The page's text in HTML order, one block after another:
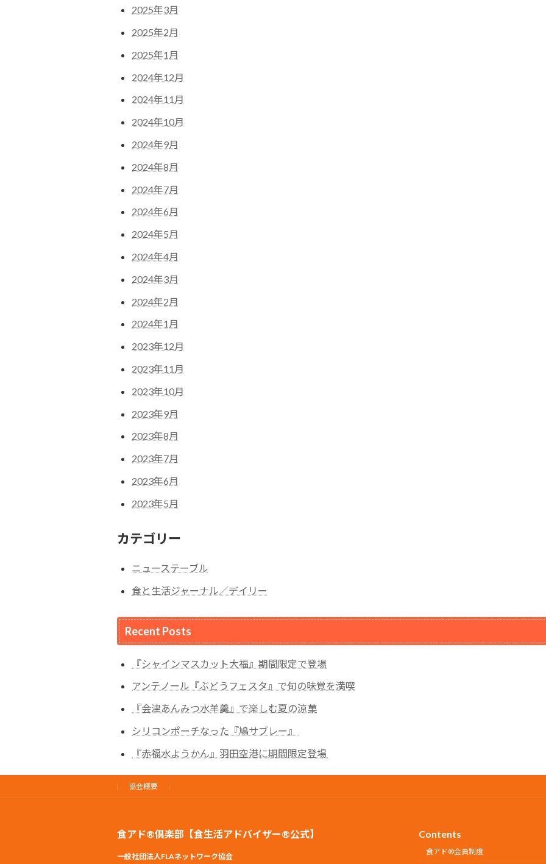
2025年3月
2025年2月
2025年1月
2024年12月
2024年11月
2024年10月
2024年9月
2024年8月
2024年7月
2024年6月
2024年5月
2024年4月
2024年3月
2024年2月
2024年1月
2023年12月
2023年11月
2023年10月
2023年9月
2023年8月
2023年7月
2023年6月
2023年5月
カテゴリー
ニューステーブル
食と生活ジャーナル／デイリー
Recent Posts
『シャインマスカット大福』期間限定で登場
アンテノール『ぶどうフェスタ』で旬の味覚を満喫
『会津あんみつ水羊羹』で楽しむ夏の涼菓
シリコンポーチなった『鳩サブレー』
『赤福水ようかん』羽田空港に期間限定登場
協会概要
食アド®倶楽部【食生活アドバイザー®公式】
一般社団法人FLAネットワーク協会
Contents
食アド®会員制度